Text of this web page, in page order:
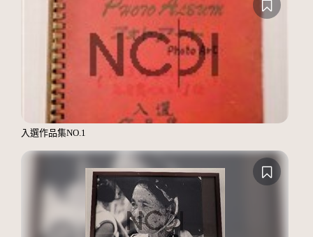
入選作品集NO.1